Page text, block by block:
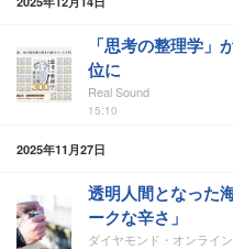
「思考の整理学」
位に
Real Sound
15:10
2025年11月27日
透明人間となった
ークな辛さ」
ダイヤモンド・オンライン